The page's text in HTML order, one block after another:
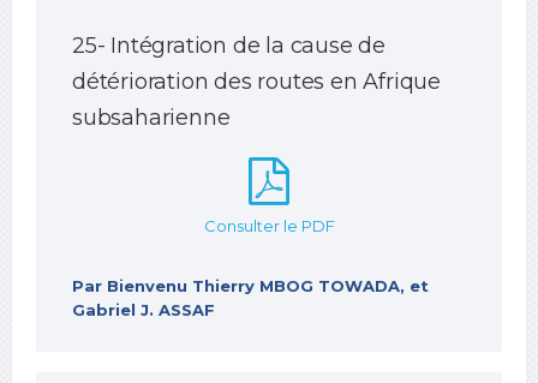
25- Intégration de la cause de
détérioration des routes en Afrique
subsaharienne
Consulter le PDF
Par Bienvenu Thierry MBOG TOWADA, et
Gabriel J. ASSAF